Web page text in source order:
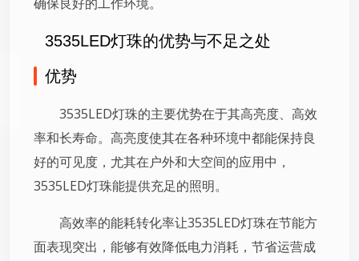
3535LED灯珠的优势与不足之处
优势
3535LED灯珠的主要优势在于其高亮度、高效
率和长寿命。高亮度使其在各种环境中都能保持良
好的可见度，尤其在户外和大空间的应用中，
3535LED灯珠能提供充足的照明。
高效率的能耗转化率让3535LED灯珠在节能方
面表现突出，能够有效降低电力消耗，节省运营成